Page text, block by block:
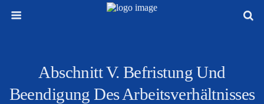
Abschnitt V. Befristung Und
Beendigung Des Arbeitsverhältnisses